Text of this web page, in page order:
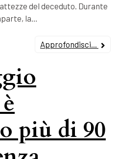
del deceduto. Durante
la…
Approfondisci...
più di 90